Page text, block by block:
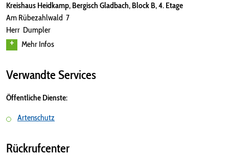
Kreishaus Heidkamp, Bergisch Gladbach, Block B, 4. Etage
Am Rübezahlwald 7
Herr Dumpler
Mehr Infos
Verwandte Services
Öffentliche Dienste:
Artenschutz
Rückrufcenter